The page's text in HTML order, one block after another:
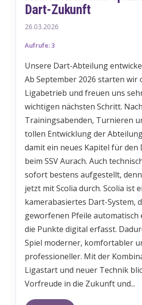
Dart-Zukunft
26.03.2026
Aufrufe: 3
Unsere Dart-Abteilung
Ab September 2026 starten wir
Ligabetrieb und freuen uns
wichtigen nächsten Schritt.
Trainingsabenden, Turnieren
tollen Entwicklung der
damit ein neues Kapitel für
beim SSV Aurach. Auch
sofort bestens aufgestellt,
jetzt mit Scolia durch. Scolia ist
kamerabasiertes Dart-System,
geworfenen Pfeile automatisch
die Punkte digital erfasst.
Spiel moderner, komfortabler
professioneller. Mit der
Ligastart und neuer Technik
Vorfreude in die Zukunft und...